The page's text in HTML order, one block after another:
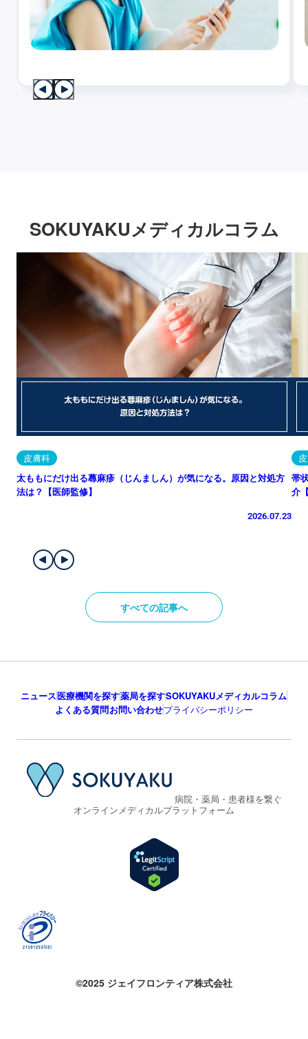
SOKUYAKUメディカルコラム
皮膚科
太ももにだけ出る蕁麻疹（じんましん）が気になる。原因と対処方
法は？【医師監修】
2026.07.23
帯
介
すべての記事へ
ニュース医療機関を探す薬局を探すSOKUYAKUメディカルコラム
よくある質問お問い合わせプライバシーポリシー
病院・薬局・患者様を繋ぐ
オンラインメディカルプラットフォーム
©2025 ジェイフロンティア株式会社